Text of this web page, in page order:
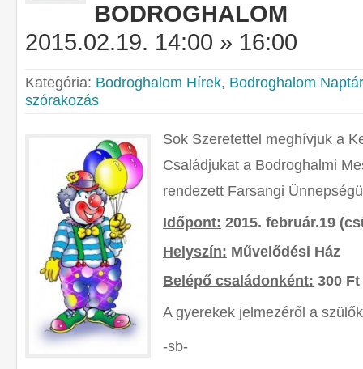
BODROGHALOM
2015.02.19. 14:00 » 16:00
Kategória: Bodroghalom Hírek, Bodroghalom Naptár
szórakozás
Sok Szeretettel meghívjuk a
Családjukat a Bodroghalmi
rendezett Farsangi
Időpont: 2015. február.19
Helyszín: Művelődési Ház
Belépő családonként: 300 Ft
A gyerekek jelmezéről a
-sb-